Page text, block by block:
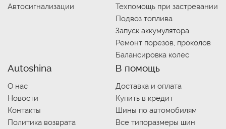
Автосигнализации
Техпомощь при застревании
Подвоз топлива
Запуск аккумулятора
Ремонт порезов, проколов
Балансировка колес
Autoshina
О нас
Новости
Контакты
Политика возврата
В помощь
Доставка и оплата
Купить в кредит
Шины по автомобилям
Все типоразмеры шин